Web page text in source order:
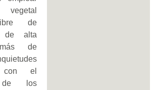
de
de alta
de
con el
de los